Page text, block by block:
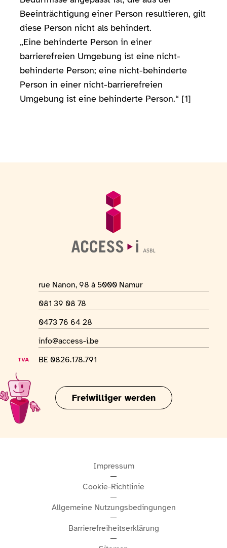
Beeinträchtigung einer Person resultieren, gilt
diese Person nicht als behindert.
„Eine behinderte Person in einer
barrierefreien Umgebung ist eine nicht-
behinderte Person; eine nicht-behinderte
Person in einer nicht-barrierefreien
Umgebung ist eine behinderte Person.“ [1]
Allgemeine Informationen
Adresse des Ortes
rue Nanon, 98 à 5000 Namur
Telefonnummer
081 39 08 78
WhatsApp-Nummer
0473 76 64 28
E-Mail-Adresse
info@access-i.be
USt-IdNr.
BE 0826.178.791
Freiwilliger werden
Impressum
Cookie-Richtlinie
Allgemeine Nutzungsbedingungen
Barrierefreiheitserklärung